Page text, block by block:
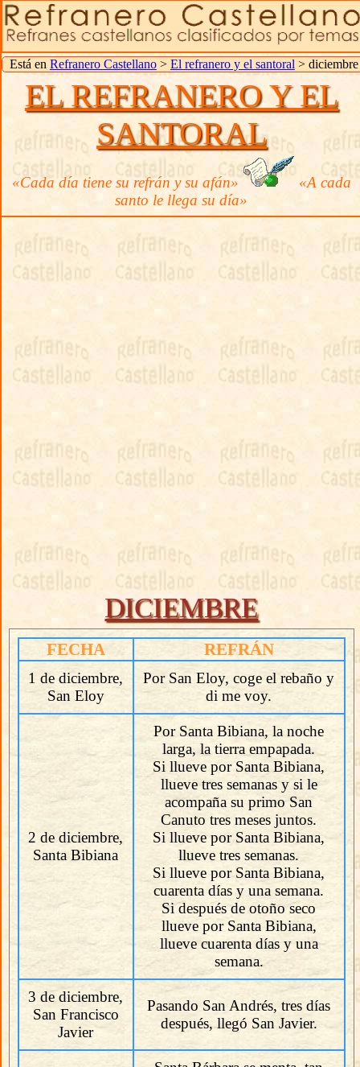
Está en Refranero Castellano> El refranero y el santoral > diciembre
EL REFRANERO Y EL
SANTORAL
«Cada día tiene su refrán y su afán»
«A cada
santo le llega su día»
DICIEMBRE
FECHA REFRÁN
1 de diciembre,
San Eloy
Por San Eloy, coge el rebaño y
di me voy.
2 de diciembre,
Santa Bibiana
Por Santa Bibiana, la noche
larga, la tierra empapada.
Si llueve por Santa Bibiana,
llueve tres semanas y si le
acompaña su primo San
Canuto tres meses juntos.
Si llueve por Santa Bibiana,
llueve tres semanas.
Si llueve por Santa Bibiana,
cuarenta días y una semana.
Si después de otoño seco
llueve por Santa Bibiana,
llueve cuarenta días y una
semana.
3 de diciembre,
San Francisco
Javier
Pasando San Andrés, tres días
después, llegó San Javier.